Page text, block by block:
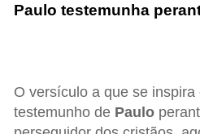
Paulo testemunha
O versículo a que se inspira
testemunho de Paulo